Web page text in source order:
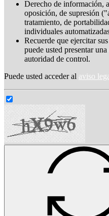
Derecho de información,
oposición, de supresión
tratamiento, de
individuales
Recuerde que ejercitar
puede usted presentar
autoridad de control.
Puede usted acceder al aviso